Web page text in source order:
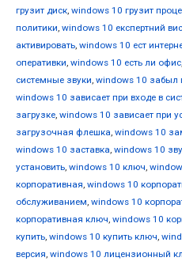
грузит диск, windows 10 грузит
политики, windows 10 експертний
активировать, windows 10 ест
оперативки, windows 10 есть ли офис,
системные звуки, windows 10 забыл
windows 10 зависает при входе в
загрузке, windows 10 зависает при
загрузочная флешка, windows 10
windows 10 заставка, windows 10
установить, windows 10 ключ,
корпоративная, windows 10
обслуживанием, windows 10
корпоративная ключ, windows 10
купить, windows 10 купить ключ,
версия, windows 10 лицензионный